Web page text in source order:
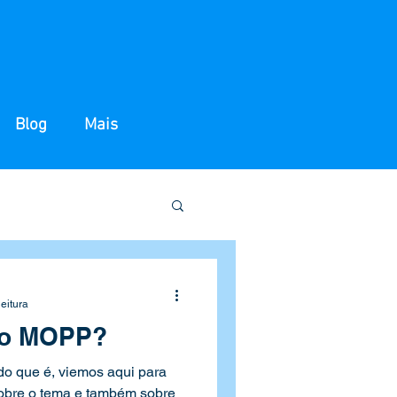
Blog Mais
MOPP?
que é, viemos aqui para
o tema e também sobre